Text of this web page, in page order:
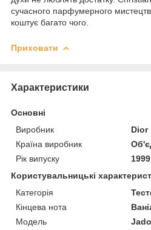
сучасного парфумерного
коштує багато чого.
Приховати
Характеристики
Основні
Виробник
Dior
Країна виробник
Рік випуску
1999
Користувальницькі
Категорія
Кінцева нота
Мoдель